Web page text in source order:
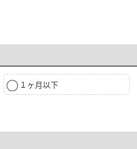
１ヶ月以下